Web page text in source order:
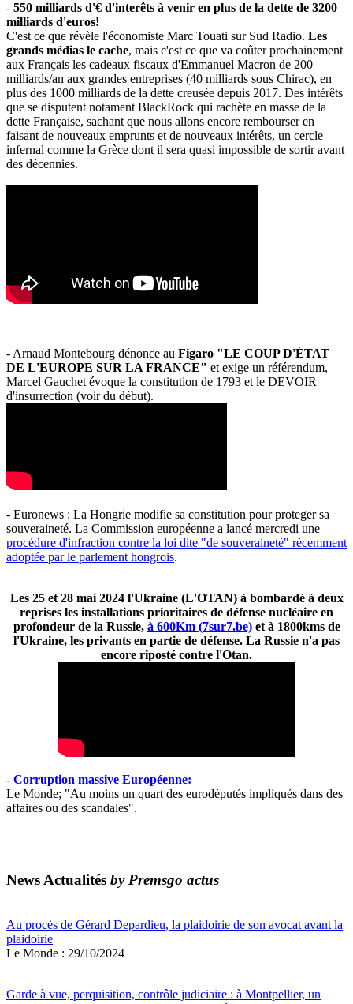
- 550 milliards d'€ d'interêts à venir en plus de la dette de 3200
milliards d'euros!
C'est ce que révèle l'économiste Marc Touati sur Sud Radio. Les
grands médias le cache, mais c'est ce que va coûter prochainement
aux Français les cadeaux fiscaux d'Emmanuel Macron de 200
milliards/an aux grandes entreprises (40 milliards sous Chirac), en
plus des 1000 milliards de la dette creusée depuis 2017. Des intérêts
que se disputent notament BlackRock qui rachète en masse de la
dette Française, sachant que nous allons encore rembourser en
faisant de nouveaux emprunts et de nouveaux intérêts, un cercle
infernal comme la Grèce dont il sera quasi impossible de sortir avant
des décennies.
- Arnaud Montebourg dénonce au Figaro "LE COUP D'ÉTAT
DE L'EUROPE SUR LA FRANCE" et exige un référendum,
Marcel Gauchet évoque la constitution de 1793 et le DEVOIR
d'insurrection (voir du début).
- Euronews : La Hongrie modifie sa constitution pour proteger sa
souveraineté. La Commission européenne a lancé mercredi une
procédure d'infraction contre la loi dite "de souveraineté" récemment
adoptée par le parlement hongrois.
Les 25 et 28 mai 2024 l'Ukraine (L'OTAN) à bombardé à deux
reprises les installations prioritaires de défense nucléaire en
profondeur de la Russie, à 600Km (7sur7.be)et à 1800kms de
l'Ukraine, les privants en partie de défense. La Russie n'a pas
encore riposté contre l'Otan.
- Corruption massive Européenne:
Le Monde; "Au moins un quart des eurodéputés impliqués dans des
affaires ou des scandales".
News Actualités by Premsgo actus
Au procès de Gérard Depardieu, la plaidoirie de son avocat avant la
plaidoirie
Le Monde : 29/10/2024
Garde à vue, perquisition, contrôle judiciaire : à Montpellier, un